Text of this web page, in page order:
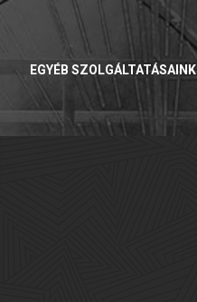
EGYÉB SZOLGÁLTATÁSAINK